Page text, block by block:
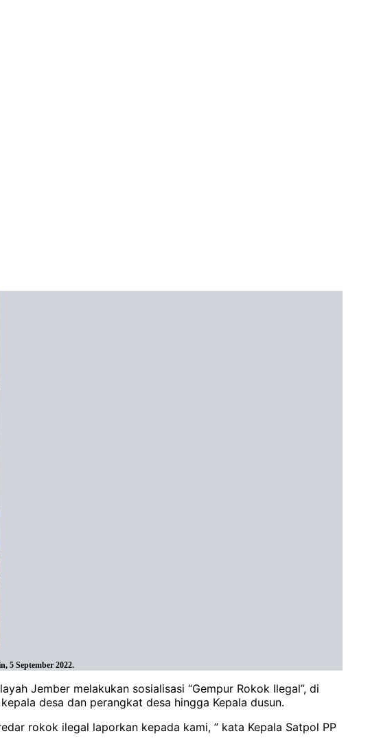
5 September 2022.
Jember melakukan sosialisasi “Gempur Rokok Ilegal”, di
desa dan perangkat desa hingga Kepala dusun.
rokok ilegal laporkan kepada kami, ” kata Kepala Satpol PP